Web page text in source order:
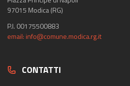
97015 Modica (RG)
P.I. 00175500883
email: info@comune.modica.rg.it
CONTATTI